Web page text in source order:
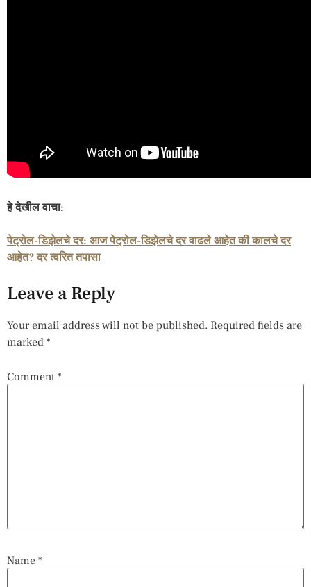
हे देखील वाचा:
पेट्रोल-डिझेलचे दर: आज पेट्रोल-डिझेलचे दर वाढले आहेत की कालचे दर
आहेत? दर त्वरित तपासा
Leave a Reply
Your email address will not be published. Required fields are
marked *
Comment *
Name *